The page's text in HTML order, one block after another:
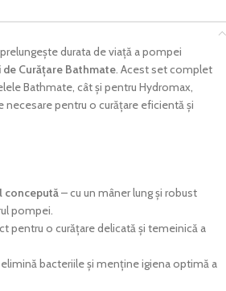
durata de viață a pompei
de Curățare Bathmate. Acest set complet
Bathmate, cât și pentru Hydromax,
pentru o curățare eficientă și
concepută– cu un mâner lung și robust
pompei.
pentru o curățare delicată și temeinică a
bacteriile și menține igiena optimă a